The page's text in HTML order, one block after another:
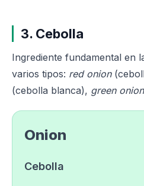
3. Cebolla
Ingrediente fundamental en
varios tipos: red onion
(cebolla blanca), green onion
Onion
Cebolla